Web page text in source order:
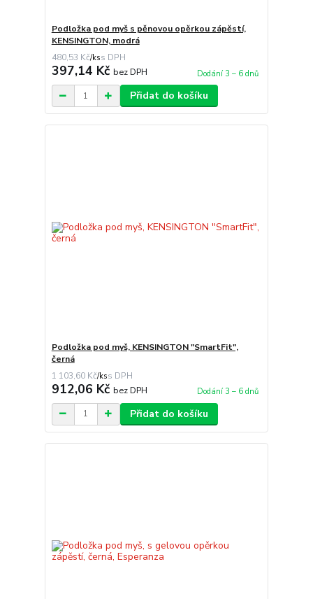
Podložka pod myš s pěnovou opěrkou zápěstí,
KENSINGTON, modrá
480,53 Kč/ks
397,14 Kč bez DPH Dodání 3 – 6 dnů
Přidat do košíku
Podložka pod myš, KENSINGTON "SmartFit",
černá
1 103,60 Kč/ks
912,06 Kč bez DPH Dodání 3 – 6 dnů
Přidat do košíku